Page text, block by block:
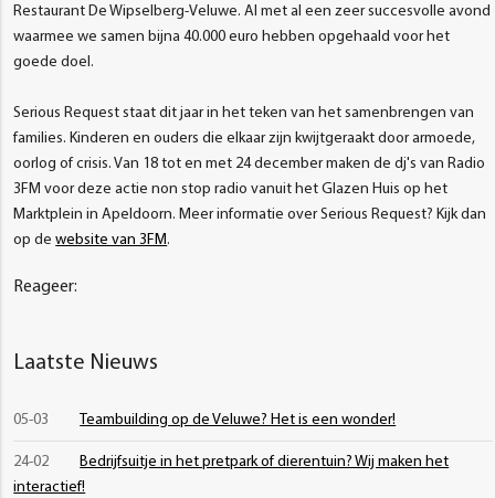
Restaurant De Wipselberg-Veluwe. Al met al een zeer succesvolle avond
waarmee we samen bijna 40.000 euro hebben opgehaald voor het
goede doel.
Serious Request staat dit jaar in het teken van het samenbrengen van
families. Kinderen en ouders die elkaar zijn kwijtgeraakt door armoede,
oorlog of crisis. Van 18 tot en met 24 december maken de dj's van Radio
3FM voor deze actie non stop radio vanuit het Glazen Huis op het
Marktplein in Apeldoorn. Meer informatie over Serious Request? Kijk dan
op dewebsite van 3FM.
Reageer:
Laatste Nieuws
05-03 Teambuilding op de Veluwe? Het is een wonder!
24-02
Bedrijfsuitje in het pretpark of dierentuin? Wij maken het
interactief!